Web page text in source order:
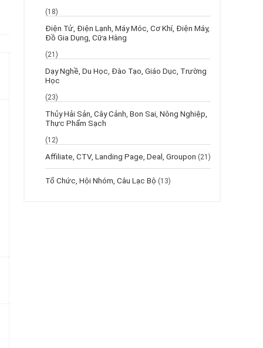
(18)
Điện Tử, Điện Lạnh, Máy Móc, Cơ Khí, Điện Máy,
Đồ Gia Dụng, Cữa Hàng
(21)
Dạy Nghề, Du Học, Đào Tạo, Giáo Dục, Trường
Học
(23)
Thủy Hải Sản, Cây Cảnh, Bon Sai, Nông Nghiệp,
Thực Phẩm Sạch
(12)
Affiliate, CTV, Landing Page, Deal, Groupon (21)
Tổ Chức, Hội Nhóm, Câu Lạc Bộ (13)